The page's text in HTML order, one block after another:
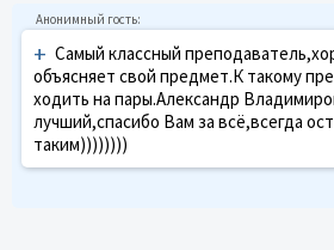
+ Самый классный
объясняет свой предмет.К такому
ходить на пары.Александр
лучший,спасибо Вам за всё,всегда
таким))))))))